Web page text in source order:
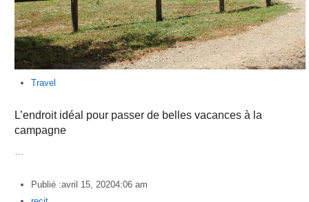
Travel
L’endroit idéal pour passer de belles vacances à la
campagne
Publié :avril 15, 20204:06 am